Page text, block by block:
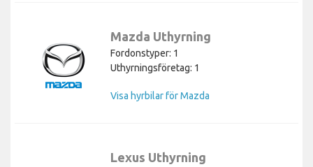
Mazda Uthyrning
Fordonstyper: 1
Uthyrningsföretag: 1
Visa hyrbilar för Mazda
Lexus Uthyrning